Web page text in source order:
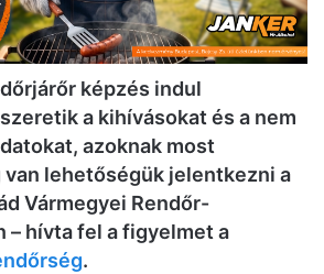
képzés indul
a kihívásokat és a nem
azoknak most
van lehetőségük jelentkezni a
Vármegyei Rendőr-
– hívta fel a figyelmet a
.